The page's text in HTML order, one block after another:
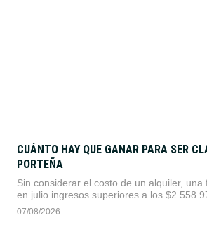
CUÁNTO HAY QUE GANAR PARA SER
PORTEÑA
Sin considerar el costo de un alquiler, una
en julio ingresos superiores a los
el sector medio en la Ciudad de Buenos
07/08/2026